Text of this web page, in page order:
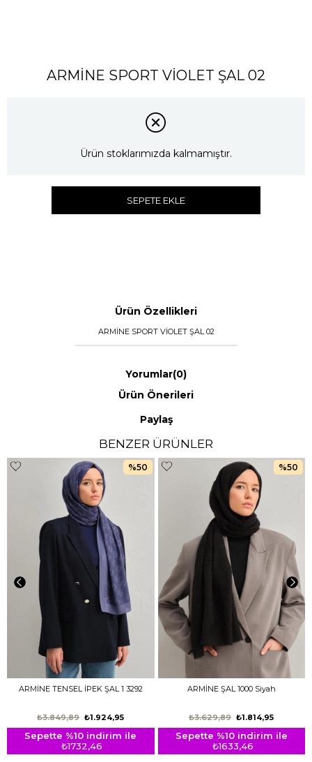
ARMİNE SPORT VİOLET ŞAL 02
Ürün stoklarımızda kalmamıştır.
SEPETE EKLE
Ürün Özellikleri
ARMİNE SPORT VİOLET ŞAL 02
Yorumlar(0)
Ürün Önerileri
Paylaş
BENZER ÜRÜNLER
ARMİNE TENSEL İPEK ŞAL 1 3292
₺1.924,95
₺3.849,89
Sepette %10 indirim ile
₺1732,46
%50
ARMİNE ŞAL 1000 Siyah
₺1.814,95
₺3.629,89
Sepette %10 indirim ile
₺1633,46
%50